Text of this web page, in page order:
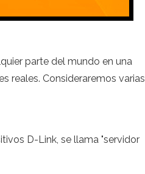
parte del mundo en una
reales. Consideraremos varias
D-Link, se llama "servidor